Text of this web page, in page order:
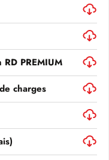
PREMIUM
charges